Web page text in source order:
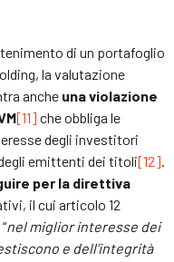
di un portafoglio
la valutazione
anche una violazione
[11] che obbliga le
degli investitori
emittenti dei titoli[12].
per la direttiva
il cui articolo 12
nel miglior interesse dei
e dell’integrità